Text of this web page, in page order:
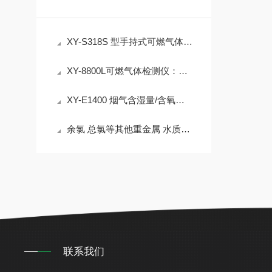
XY-S318S 型手持式可燃气体检测仪介绍
XY-8800L可燃气体检测仪：半导体式便携式气体泄漏检测仪
XY-E1400 烟气含湿量/含氧量综合检测仪技术参数
余氯 总氯等其他重金属 水质检测仪
联系我们